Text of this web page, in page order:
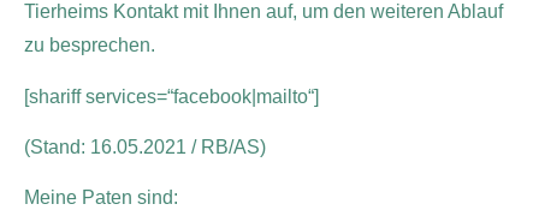
Tierheims Kontakt mit Ihnen auf, um den weiteren Ablauf
zu besprechen.
[shariff services=“facebook|mailto“]
(Stand: 16.05.2021 / RB/AS)
Meine Paten sind: